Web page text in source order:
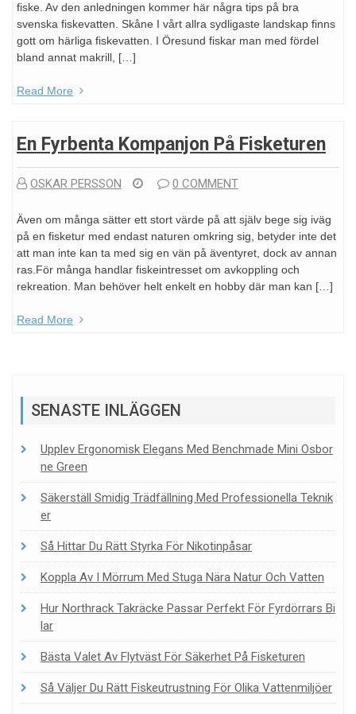
fiske. Av den anledningen kommer här några tips på bra
svenska fiskevatten. Skåne I vårt allra sydligaste landskap finns
gott om härliga fiskevatten. I Öresund fiskar man med fördel
bland annat makrill, […]
Read More
En Fyrbenta Kompanjon På Fisketuren
OSKAR PERSSON 0 COMMENT
Även om många sätter ett stort värde på att själv bege sig iväg
på en fisketur med endast naturen omkring sig, betyder inte det
att man inte kan ta med sig en vän på äventyret, dock av annan
ras.För många handlar fiskeintresset om avkoppling och
rekreation. Man behöver helt enkelt en hobby där man kan […]
Read More
SENASTE INLÄGGEN
Upplev Ergonomisk Elegans Med Benchmade Mini Osbor
Ne Green
Säkerställ Smidig Trädfällning Med Professionella Teknik
Er
Så Hittar Du Rätt Styrka För Nikotinpåsar
Koppla Av I Mörrum Med Stuga Nära Natur Och Vatten
Hur Northrack Takräcke Passar Perfekt För Fyrdörrars Bi
Lar
Bästa Valet Av Flytväst För Säkerhet På Fisketuren
Så Väljer Du Rätt Fiskeutrustning För Olika Vattenmiljöer